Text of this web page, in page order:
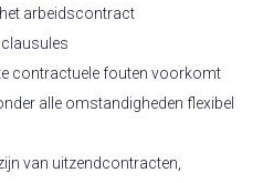
arbeidscontract
contractuele fouten voorkomt
alle omstandigheden flexibel
van uitzendcontracten,